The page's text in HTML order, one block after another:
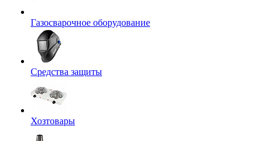
Газосварочное оборудование
Средства защиты
Хозтовары